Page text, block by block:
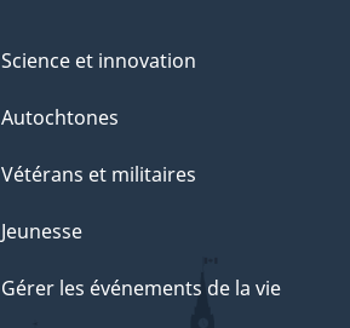
Science et innovation
Autochtones
Vétérans et militaires
Jeunesse
Gérer les événements de la vie